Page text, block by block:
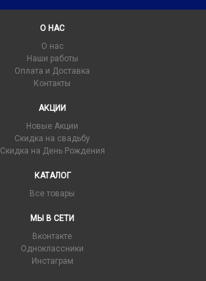
О НАС
О нас
Наши работы
Оплата и Доставка
Контакты
АКЦИИ
Новые Акции
Скидка на свадьбу
Скидка на День Рождения
КАТАЛОГ
Все товары
МЫ В СЕТИ
Вконтакте
Одноклассники
Инстаграм